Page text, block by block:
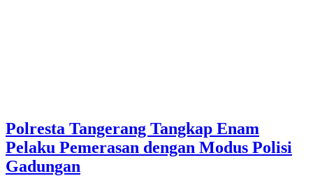
Polresta Tangerang Tangkap Enam
Pelaku Pemerasan dengan Modus Polisi
Gadungan